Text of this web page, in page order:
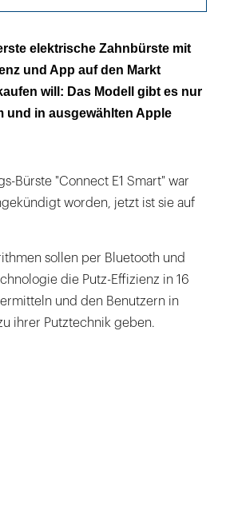
hilft, "Dich effektiver um
zu kümmern"
elektrische Zahnbürste mit
und App auf den Markt
will: Das Modell gibt es nur
und in ausgewählten Apple
Bürste "Connect E1 Smart" war
worden, jetzt ist sie auf
sollen per Bluetooth und
die Putz-Effizienz in 16
und den Benutzern in
ihrer Putztechnik geben.